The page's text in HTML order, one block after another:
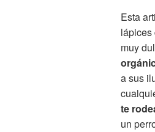
Esta
lápices
muy
a sus
te
un